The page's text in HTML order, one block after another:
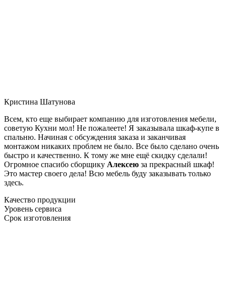
Кристина Шатунова
Всем, кто еще выбирает компанию для изготовления мебели,
советую Кухни мол! Не пожалеете! Я заказывала шкаф-купе в
спальню. Начиная с обсуждения заказа и заканчивая
монтажом никаких проблем не было. Все было сделано очень
быстро и качественно. К тому же мне ещё скидку сделали!
Огромное спасибо сборщику Алексею за прекрасный шкаф!
Это мастер своего дела! Всю мебель буду заказывать только
здесь.
Качество продукции
Уровень сервиса
Срок изготовления